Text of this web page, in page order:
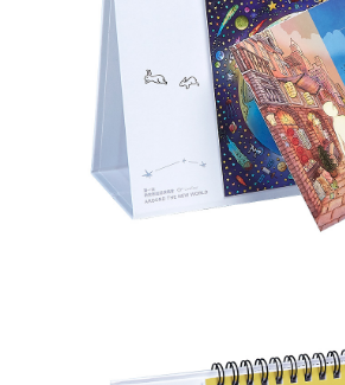
7-11取貨付款
配送毎にNT$65、NT$1,000以上で送料無料
付款後7-11取貨
配送毎にNT$65、NT$1,000以上で送料無料
配送毎にNT$85、NT$1,000以上で送料無料